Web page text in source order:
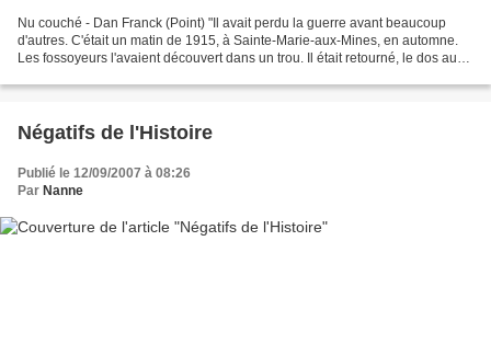
Nu couché - Dan Franck (Point) "Il avait perdu la guerre avant beaucoup
d'autres. C'était un matin de 1915, à Sainte-Marie-aux-Mines, en automne.
Les fossoyeurs l'avaient découvert dans un trou. Il était retourné, le dos au
Négatifs de l'Histoire
Publié le 12/09/2007 à 08:26
Par Nanne